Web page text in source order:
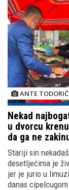
ANTE TODORIĆ
Nekad
u dvorcu
da ga ne
Stariji sin
desetljećima je
jer je jurio u
danas